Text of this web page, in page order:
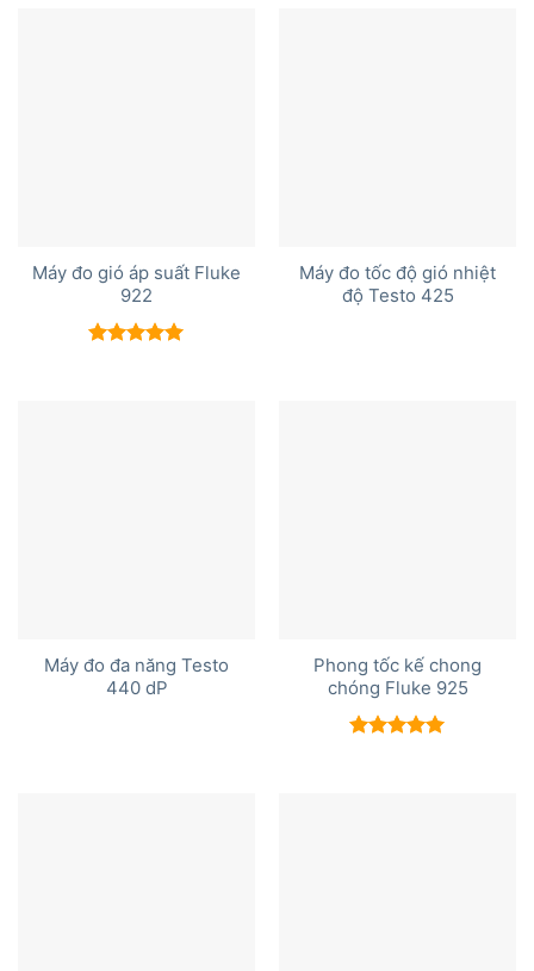
Máy đo gió áp suất Fluke
922
Máy đo tốc độ gió nhiệt
độ Testo 425
Máy đo đa năng Testo
440 dP
Phong tốc kế chong
chóng Fluke 925